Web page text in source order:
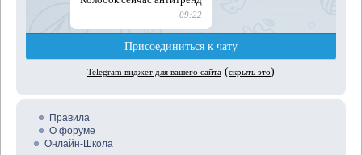
Правила
О форуме
Онлайн-Школа